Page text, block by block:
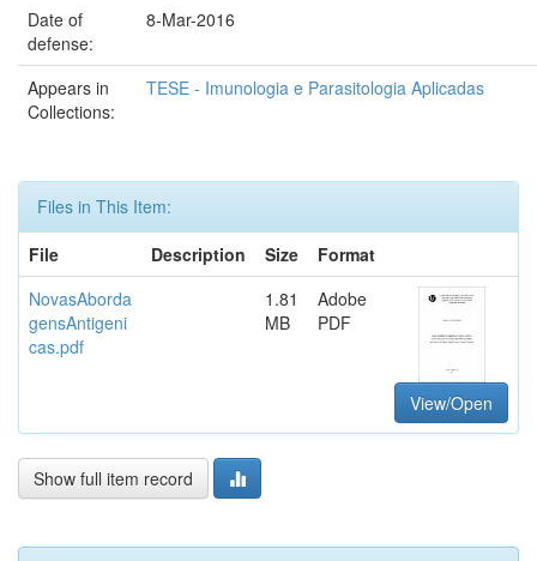
Date of
defense:
8-Mar-2016
Appears in
Collections:
TESE - Imunologia e Parasitologia Aplicadas
Files in This Item:
File
Description Size
Format
NovasAborda
gensAntigeni
cas.pdf
1.81
MB
Adobe
PDF
View/Open
Show full item record